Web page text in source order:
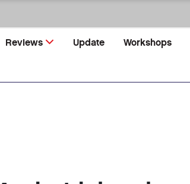
Reviews Update Workshops